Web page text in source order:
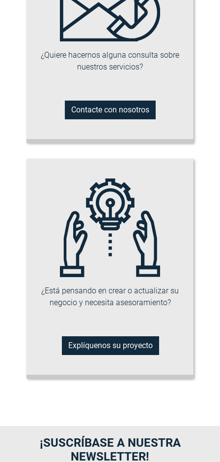
¿Quiere hacernos alguna consulta sobre
nuestros servicios?
Contacte con nosotros
¿Está pensando en crear o actualizar su
negocio y necesita asesoramiento?
Explíquenos su proyecto
¡SUSCRÍBASE A NUESTRA
NEWSLETTER!